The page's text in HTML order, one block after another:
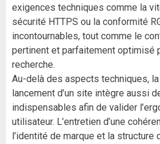
exigences techniques comme la
sécurité HTTPS ou la conformité
incontournables, tout comme le
pertinent et parfaitement optimisé
recherche.
Au-delà des aspects techniques,
lancement d’un site intègre aussi
indispensables afin de valider
utilisateur. L’entretien d’une
l’identité de marque et la